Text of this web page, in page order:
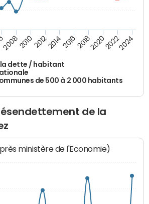
la dette / habitant
de 500 à 2 000 habitants
200820102012201420162018202020222024
de la
ministère de l'Economie)